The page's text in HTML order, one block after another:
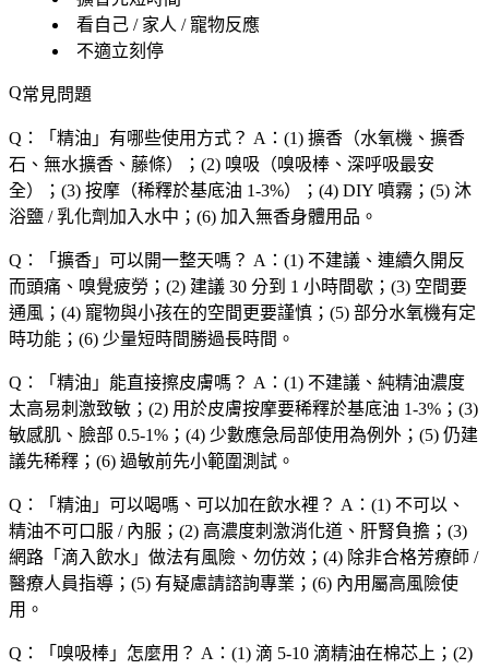
看自己 / 家人 / 寵物反應
不適立刻停
常見問題
Q：「 精油 」有哪些使用方式？ A：(1) 擴香（水氧機、擴香
石、無水擴香、藤條）；(2) 嗅吸（嗅吸棒、深呼吸最安
全）；(3) 按摩（稀釋於基底油 1-3%）；(4) DIY 噴霧；(5) 沐
浴鹽 / 乳化劑加入水中；(6) 加入無香身體用品。
Q：「 擴香 」可以開一整天嗎？ A：(1) 不建議、連續久開反
而頭痛、嗅覺疲勞；(2) 建議 30 分到 1 小時間歇；(3) 空間要
通風；(4) 寵物與小孩在的空間更要謹慎；(5) 部分水氧機有定
時功能；(6) 少量短時間勝過長時間。
Q：「 精油 」能直接擦皮膚嗎？ A：(1) 不建議、純精油濃度
太高易刺激致敏；(2) 用於皮膚按摩要稀釋於基底油 1-3%；(3)
敏感肌、臉部 0.5-1%；(4) 少數應急局部使用為例外；(5) 仍建
議先稀釋；(6) 過敏前先小範圍測試。
Q：「 精油 」可以喝嗎、可以加在飲水裡？ A：(1) 不可以、
精油不可口服 / 內服；(2) 高濃度刺激消化道、肝腎負擔；(3)
網路「滴入飲水」做法有風險、勿仿效；(4) 除非合格芳療師 /
醫療人員指導；(5) 有疑慮請諮詢專業；(6) 內用屬高風險使
用。
Q：「 嗅吸棒 」怎麼用？ A：(1) 滴 5-10 滴精油在棉芯上；(2)